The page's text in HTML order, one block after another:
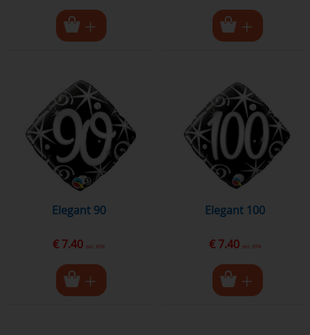
Elegant 90
€ 7.40 excl. BTW
Elegant 100
€ 7.40 excl. BTW